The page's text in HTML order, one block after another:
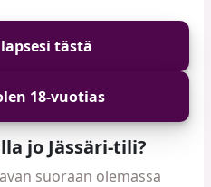
tästä
18-vuotias
jo Jässäri-tili?
suoraan olemassa